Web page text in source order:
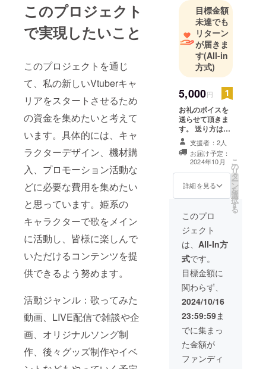
このプロジェクト
で実現したいこと
このプロジェクトを通じ
て、私の新しいVtuberキャ
リアをスタートさせるため
の資金を集めたいと考えて
います。具体的には、キャ
ラクターデザイン、機材購
入、プロモーション活動な
どに必要な費用を集めたい
と思っています。姫系の
キャラクターで歌をメイン
に活動し、皆様に楽しんで
いただけるコンテンツを提
供できるよう努めます。
活動ジャンル：歌ってみた
動画、LIVE配信で雑談や企
画、オリジナルソング制
作、後々グッズ制作やイベ
目標金額
未達でも
リターン
が届きま
す(All-in
方式)
5,000円
お礼のボイスを
送らせて頂きま
す。 送り方は
メールにてスマ
ホのボイスメモ
で収録したもの
を送ります。1分
間ほどの挨拶、
自己紹介、お礼
どなたが支援し
て下さったか把
握したい為、送
る時にお名前の
入力をお願い致
します。
支援者：2人
お届け予定：
2024年10月
詳細を見る
こ
の
リ
タ
ー
ン
を
選
択
す
る
このプロ
ジェクト
は、 All-In方
式です。
目標金額に
関わらず、
2024/10/16
23:59:59ま
でに集まっ
た金額が
ファンディ